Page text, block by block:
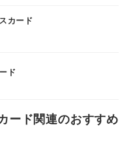
カード
ド
ード関連のおすすめ